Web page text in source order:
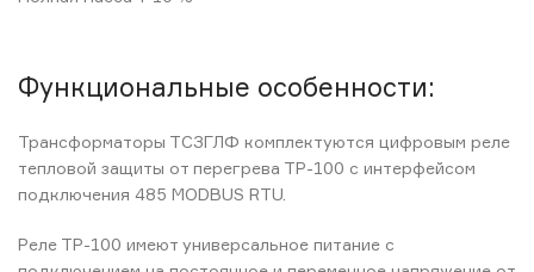
Функциональные особенности:
Трансформаторы ТСЗГЛФ комплектуются цифровым реле
тепловой защиты от перегрева ТР-100 с интерфейсом
подключения 485 MODBUS RTU.
Реле ТР-100 имеют универсальное питание с